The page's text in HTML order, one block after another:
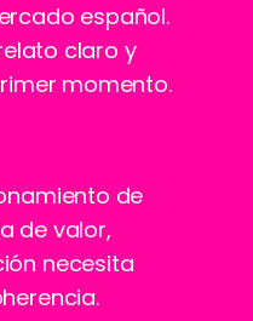
español.
claro y
momento.
de
de valor,
necesita